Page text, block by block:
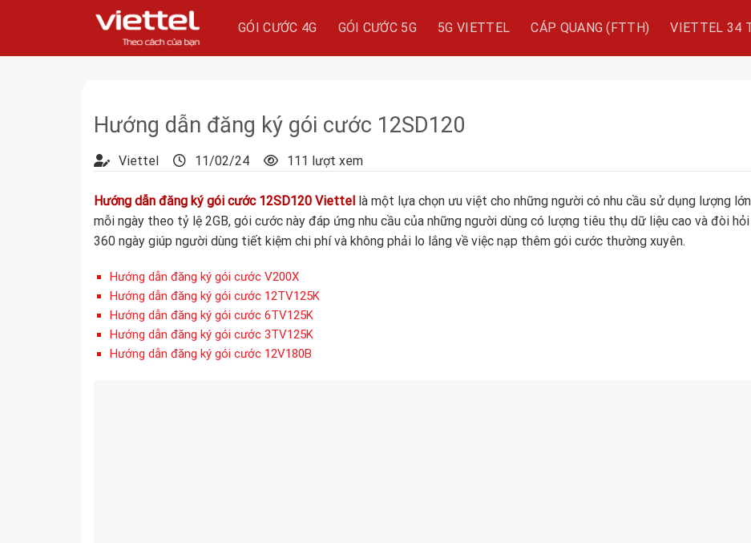
GÓI CƯỚC 4G GÓI CƯỚC 5G 5G VIETTEL CÁP QUANG (FTTH) VIETTEL 34
Hướng dẫn đăng ký gói cước 12SD120
Viettel 11/02/24 111 lượt xem
Hướng dẫn đăng ký gói cước 12SD120 Viettel là một lựa chọn ưu việt cho những người có nhu cầu sử dụng lượng
mỗi ngày theo tỷ lệ 2GB, gói cước này đáp ứng nhu cầu của những người dùng có lượng tiêu thụ dữ liệu cao và đòi
360 ngày giúp người dùng tiết kiệm chi phí và không phải lo lắng về việc nạp thêm gói cước thường xuyên.
Hướng dẫn đăng ký gói cước V200X
Hướng dẫn đăng ký gói cước 12TV125K
Hướng dẫn đăng ký gói cước 6TV125K
Hướng dẫn đăng ký gói cước 3TV125K
Hướng dẫn đăng ký gói cước 12V180B